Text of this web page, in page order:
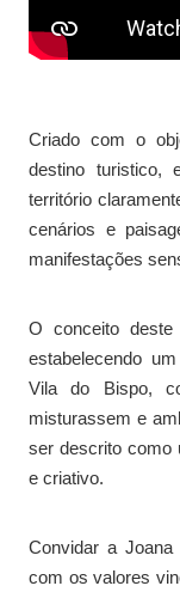
Criado com o
destino turistico,
território
cenários e
manifestações
O conceito
estabelecendo
Vila do Bispo,
misturassem e
ser descrito como
e criativo.
Convidar a Joana
com os valores